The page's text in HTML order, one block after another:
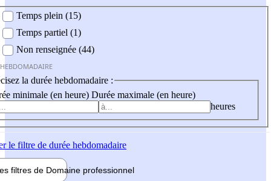
Temps plein (15)
Temps partiel (1)
Non renseignée (44)
la durée hebdomadaire :
minimale (en heure) Durée maximale (en heure)
heures
le filtre de durée hebdomadaire
filtres de Domaine professionnel